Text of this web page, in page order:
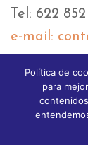
Tel: 622
e-mail:
LIKEBOX
© 2025 Copyright
Política de
para